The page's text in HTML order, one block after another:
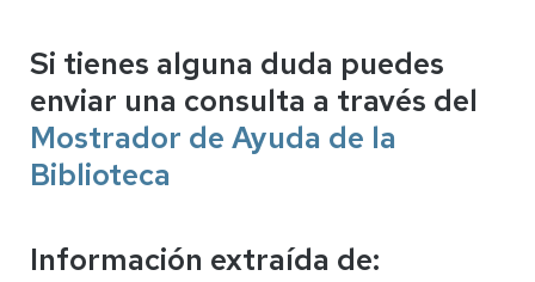
Si tienes alguna duda puedes
enviar una consulta a través del
Mostrador de Ayuda de la
Biblioteca
Información extraída de: